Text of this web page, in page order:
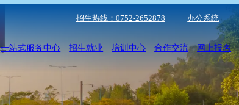
招生热线：0752-2652878 办公系统
一站式服务中心 招生就业 培训中心 合作交流 网上报名